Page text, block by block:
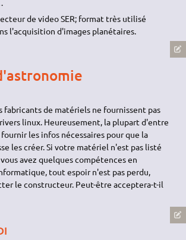
de video SER; format très utilisé
l'acquisition d'images planétaires.
fabricants de matériels ne fournissent pas
linux. Heureusement, la plupart d'entre
les infos nécessaires pour que la
les créer. Si votre matériel n'est pas listé
avez quelques compétences en
tout espoir n'est pas perdu,
le constructeur. Peut-être acceptera-t-il